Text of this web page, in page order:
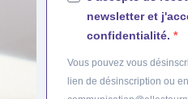
newsletter et
confidentialité.
Vous pouvez vous
lien de désinscription ou